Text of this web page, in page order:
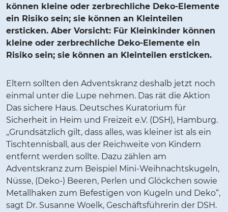
können kleine oder zerbrechliche Deko-Elemente
ein Risiko sein; sie können an Kleinteilen
ersticken. Aber Vorsicht: Für Kleinkinder können
kleine oder zerbrechliche Deko-Elemente ein
Risiko sein; sie können an Kleinteilen ersticken.
Eltern sollten den Adventskranz deshalb jetzt noch
einmal unter die Lupe nehmen. Das rät die Aktion
Das sichere Haus. Deutsches Kuratorium für
Sicherheit in Heim und Freizeit e.V. (DSH), Hamburg.
„Grundsätzlich gilt, dass alles, was kleiner ist als ein
Tischtennisball, aus der Reichweite von Kindern
entfernt werden sollte. Dazu zählen am
Adventskranz zum Beispiel Mini-Weihnachtskugeln,
Nüsse, (Deko-) Beeren, Perlen und Glöckchen sowie
Metallhaken zum Befestigen von Kugeln und Deko“,
sagt Dr. Susanne Woelk, Geschäftsführerin der DSH.